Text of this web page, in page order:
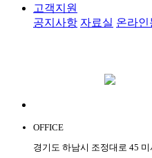
고객지원
공지사항 자료실 온라인
OFFICE
경기도 하남시 조정대로 45